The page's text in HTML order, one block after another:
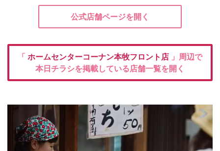
公式店舗ページを開く
「 ホームセンターコーナン本牧フロント店 」周辺で
本日チラシを掲載している店舗一覧を開く